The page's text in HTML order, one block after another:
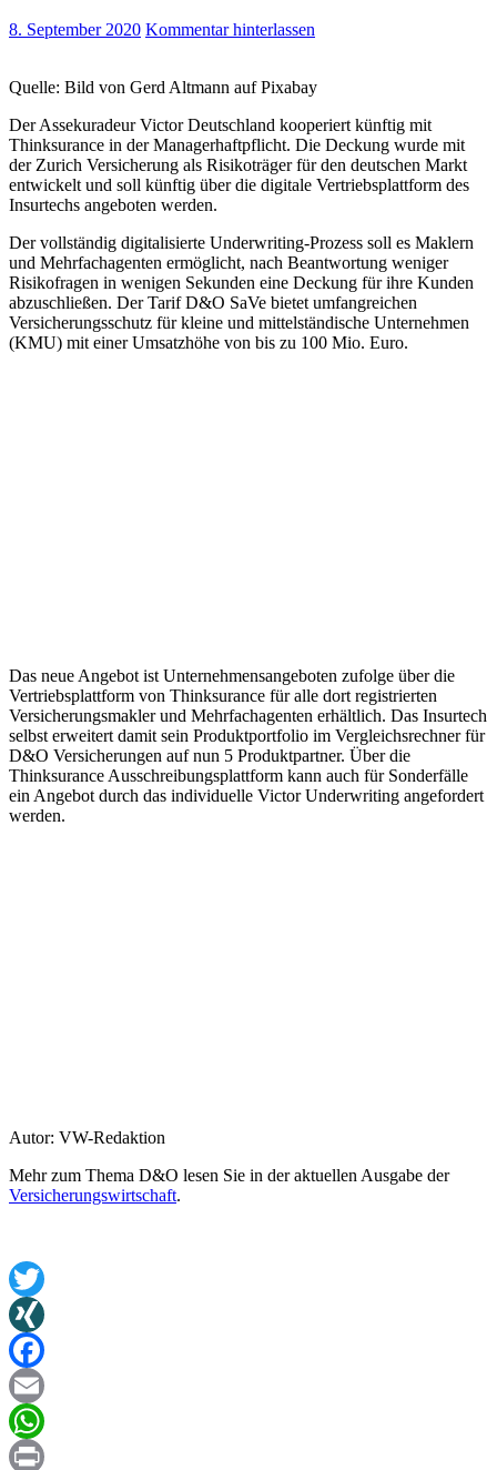
8. September 2020 Kommentar hinterlassen
Quelle: Bild von Gerd Altmann auf Pixabay
Der Assekuradeur Victor Deutschland kooperiert künftig mit
Thinksurance in der Managerhaftpflicht. Die Deckung wurde mit
der Zurich Versicherung als Risikoträger für den deutschen Markt
entwickelt und soll künftig über die digitale Vertriebsplattform des
Insurtechs angeboten werden.
Der vollständig digitalisierte Underwriting-Prozess soll es Maklern
und Mehrfachagenten ermöglicht, nach Beantwortung weniger
Risikofragen in wenigen Sekunden eine Deckung für ihre Kunden
abzuschließen. Der Tarif D&O SaVe bietet umfangreichen
Versicherungsschutz für kleine und mittelständische Unternehmen
(KMU) mit einer Umsatzhöhe von bis zu 100 Mio. Euro.
Das neue Angebot ist Unternehmensangeboten zufolge über die
Vertriebsplattform von Thinksurance für alle dort registrierten
Versicherungsmakler und Mehrfachagenten erhältlich. Das Insurtech
selbst erweitert damit sein Produktportfolio im Vergleichsrechner für
D&O Versicherungen auf nun 5 Produktpartner. Über die
Thinksurance Ausschreibungsplattform kann auch für Sonderfälle
ein Angebot durch das individuelle Victor Underwriting angefordert
werden.
Autor: VW-Redaktion
Mehr zum Thema D&O lesen Sie in der aktuellen Ausgabe der
Versicherungswirtschaft.
Twitter
XING
Facebook
Email
WhatsApp